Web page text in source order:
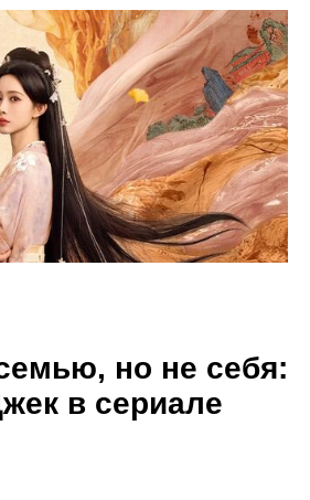
но не себя:
в сериале